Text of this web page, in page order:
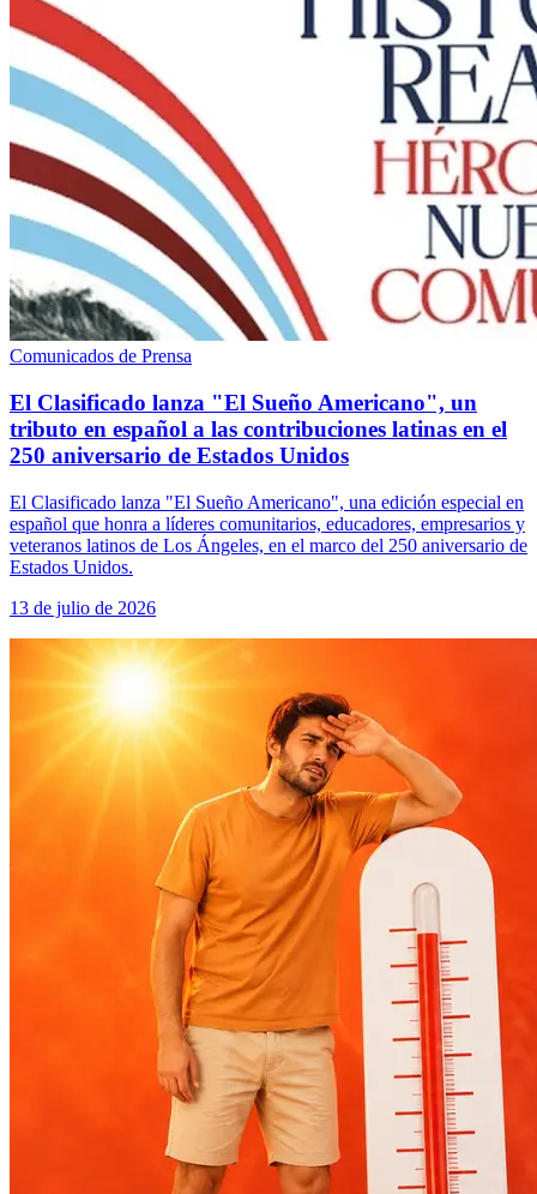
Comunicados de Prensa
El Clasificado lanza "El Sueño Americano", un
tributo en español a las contribuciones latinas en el
250 aniversario de Estados Unidos
El Clasificado lanza "El Sueño Americano", una edición especial en
español que honra a líderes comunitarios, educadores, empresarios y
veteranos latinos de Los Ángeles, en el marco del 250 aniversario de
Estados Unidos.
13 de julio de 2026